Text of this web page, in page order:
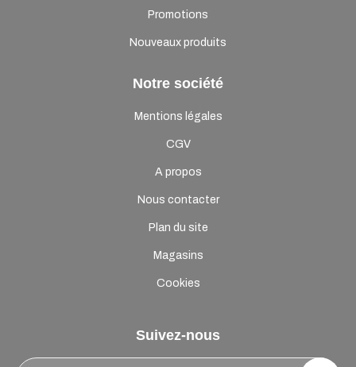
Promotions
Nouveaux produits
Notre société
Mentions légales
CGV
A propos
Nous contacter
Plan du site
Magasins
Cookies
Suivez-nous